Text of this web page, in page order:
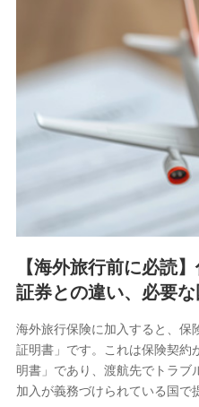
【海外旅行前に必読
証券との違い、必要
海外旅行保険に加入すると、保
証明書」です。これは保険契約
明書」であり、渡航先でトラブ
加入が義務づけられている国で